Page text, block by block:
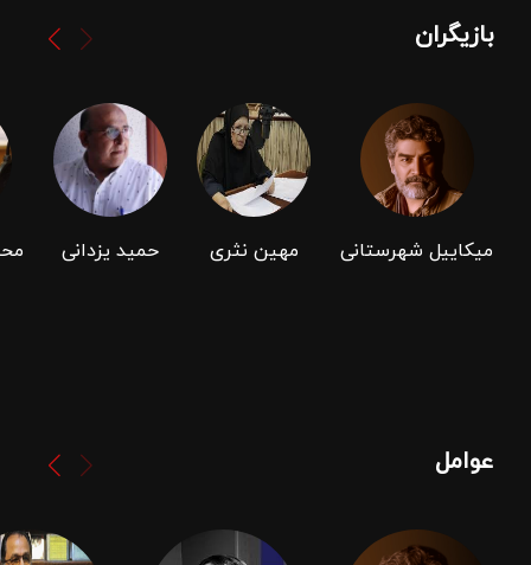
بازیگران
میکاییل شهرستانی مهین نثری حمید یزدانی
عوامل